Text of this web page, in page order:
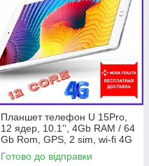
Планшет телефон U 15Pro,
12 ядер, 10.1'', 4Gb RAM / 64
Gb Rom, GPS, 2 sim, wi-fi 4G
Готово до відправки